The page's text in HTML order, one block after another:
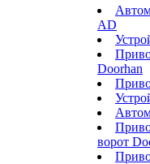
AD
Doorhan
ворот